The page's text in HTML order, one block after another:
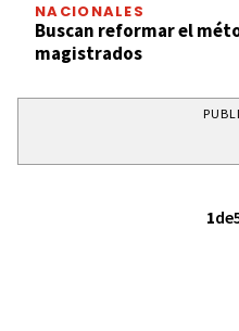
NACIONALES
Buscan reformar el
magistrados
1de